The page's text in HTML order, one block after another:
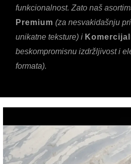
funkcionalnost. Zato naš
Premium (za nesvakidašnju
unikatne teksture) i
beskompromisnu izdržljivost i
formata).